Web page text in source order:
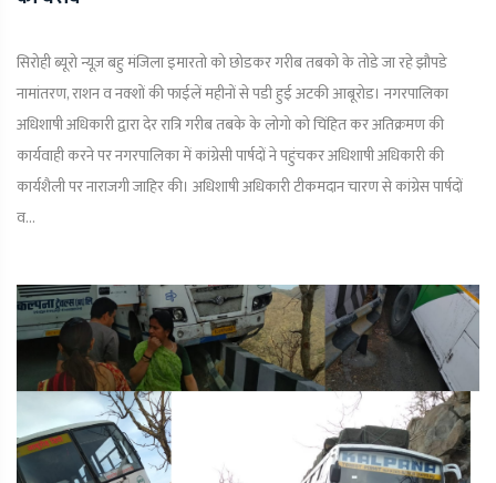
सिरोही ब्यूरो न्यूज़ बहु मंजिला इमारतो को छोडकर गरीब तबको के तोडे जा रहे झौपडे
नामांतरण, राशन व नक्शों की फाईलें महीनों से पडी हुई अटकी आबूरोड। नगरपालिका
अधिशाषी अधिकारी द्वारा देर रात्रि गरीब तबके के लोगो को चिंहित कर अतिक्रमण की
कार्यवाही करने पर नगरपालिका में कांग्रेसी पार्षदों ने पहुंचकर अधिशाषी अधिकारी की
कार्यशैली पर नाराजगी जाहिर की। अधिशाषी अधिकारी टीकमदान चारण से कांग्रेस पार्षदों
व...